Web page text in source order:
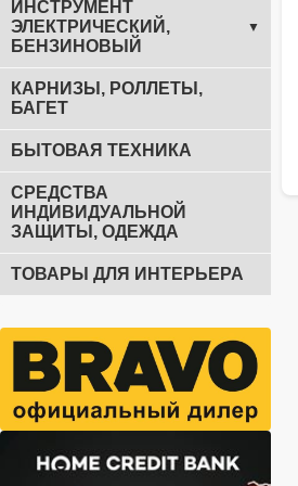
ИНСТРУМЕНТ
ЭЛЕКТРИЧЕСКИЙ,
БЕНЗИНОВЫЙ
▼
КАРНИЗЫ, РОЛЛЕТЫ,
БАГЕТ
БЫТОВАЯ ТЕХНИКА
СРЕДСТВА
ИНДИВИДУАЛЬНОЙ
ЗАЩИТЫ, ОДЕЖДА
ТОВАРЫ ДЛЯ ИНТЕРЬЕРА